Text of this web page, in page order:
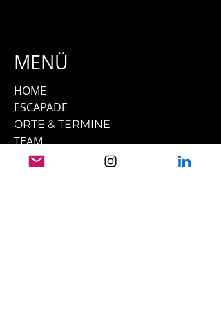
MENÜ
HOME
ESCAPADE
ORTE & TERMINE
TEAM
UNSERE PFERDE